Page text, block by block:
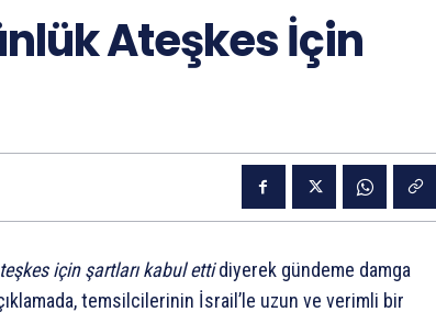
Ateşkes İçin
için şartları kabul ettidiyerek gündeme damga
temsilcilerinin İsrail’le uzun ve verimli bir